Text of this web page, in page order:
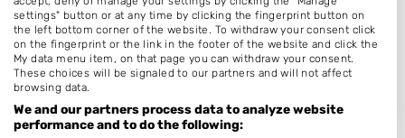
Abeelweg 7
5453KV Langenboom
Op 16,36 km afstand
settings" button or at any time by clicking the fingerprint button on
the left bottom corner of the website. To withdraw your consent click
on the fingerprint or the link in the footer of the website and click the
My data menu item, on that page you can withdraw your consent.
These choices will be signaled to our partners and will not affect
browsing data.
We and our partners process data to analyze website
performance and to do the following: